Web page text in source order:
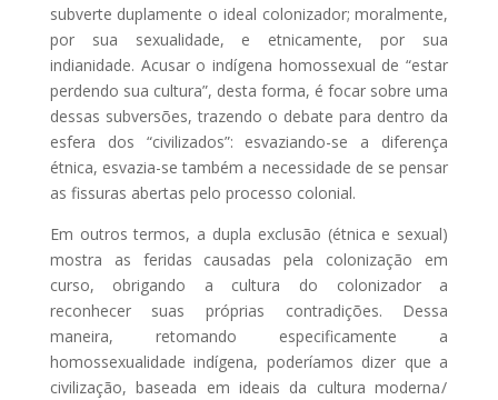
subverte duplamente o ideal colonizador; moralmente,
por sua sexualidade, e etnicamente, por sua
indianidade. Acusar o indígena homossexual de “estar
perdendo sua cultura”, desta forma, é focar sobre uma
dessas subversões, trazendo o debate para dentro da
esfera dos “civilizados”: esvaziando-se a diferença
étnica, esvazia-se também a necessidade de se pensar
as fissuras abertas pelo processo colonial.
Em outros termos, a dupla exclusão (étnica e sexual)
mostra as feridas causadas pela colonização em
curso, obrigando a cultura do colonizador a
reconhecer suas próprias contradições. Dessa
maneira, retomando especificamente a
homossexualidade indígena, poderíamos dizer que a
civilização, baseada em ideais da cultura moderna /